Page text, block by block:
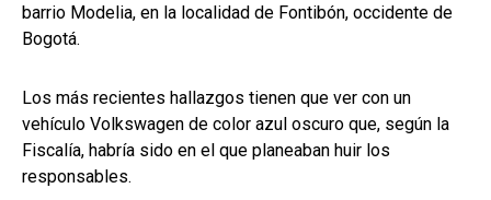
barrio Modelia, en la localidad de Fontibón, occidente de
Bogotá.
Los más recientes hallazgos tienen que ver con un
vehículo Volkswagen de color azul oscuro que, según la
Fiscalía, habría sido en el que planeaban huir los
responsables.